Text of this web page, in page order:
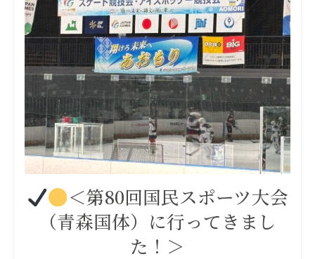
＜第80回国民スポーツ大会
（青森国体）に行ってきまし
た！＞